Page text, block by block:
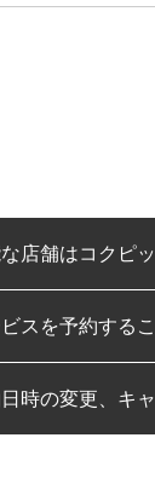
店舗はコクピ
ト・タイヤ館の
スを予約する
ビスのご予約は
時の変更、キ